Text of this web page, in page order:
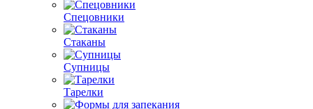
Спецовники
Стаканы
Супницы
Тарелки